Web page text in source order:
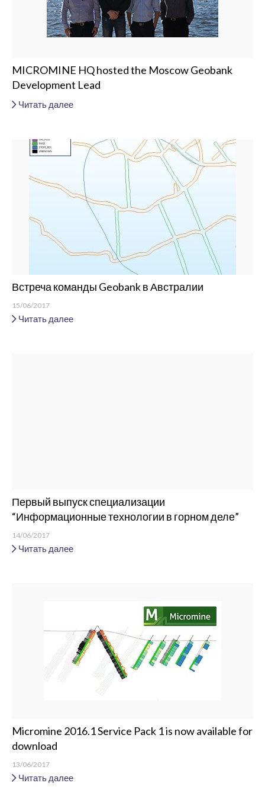
MICROMINE HQ hosted the Moscow Geobank
Development Lead
Читать далее
Встреча команды Geobank в Австралии
15/06/2017
Читать далее
Первый выпуск специализации
“Информационные технологии в горном деле”
14/06/2017
Читать далее
Micromine 2016.1 Service Pack 1 is now available for
download
13/06/2017
Читать далее